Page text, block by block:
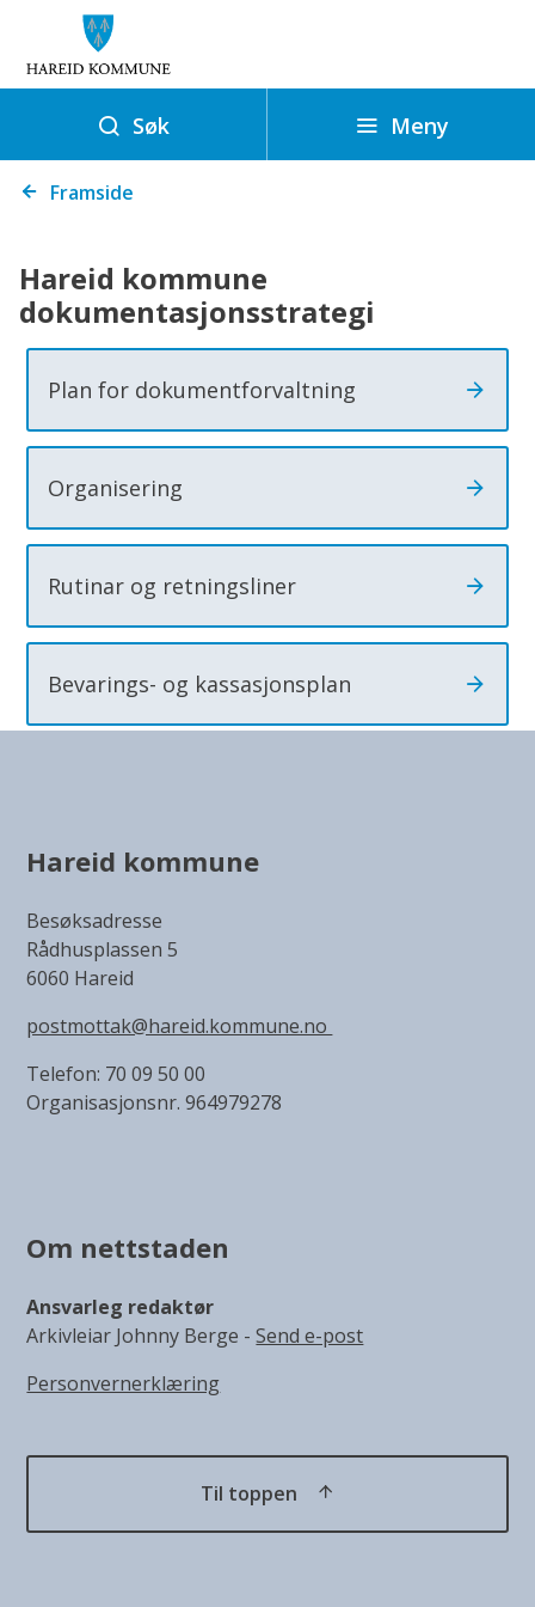
o
k
u
m
t
a
s
j
o
n
s
t
a
t
g
i
Søk Meny
Du Framside
Hareid kommune
dokumentasjonsstrategi
Plan for dokumentforvaltning
Organisering
Rutinar og retningsliner
Bevarings- og kassasjonsplan
Hareid kommune
Besøksadresse
Rådhusplassen 5
6060 Hareid
postmottak@hareid.kommune.no
Telefon: 70 09 50 00
Organisasjonsnr. 964979278
Om nettstaden
Ansvarleg redaktør
Arkivleiar Johnny Berge -Send e-post
Personvernerklæring
Til toppen